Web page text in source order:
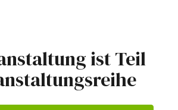
ist Teil